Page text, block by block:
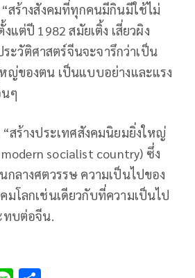
“สร้างสังคมที่ทุกคนมีกินมีใช้ไม่
งแต่ปี 1982 สมัยเติ้ง เสี่ยวผิง
ระวัติศาสตร์จีนจะจารึกว่าเป็น
ญ่ของตน เป็นแบบอย่างและแรง
ๆ
“สร้างประเทศสังคมนิยมยิ่งใหญ่
socialist country) ซึ่ง
กลางศตวรรษ ความเป็นไปของ
โลกเช่นเดียวกับที่ความเป็นไป
ทบต่อจีน.